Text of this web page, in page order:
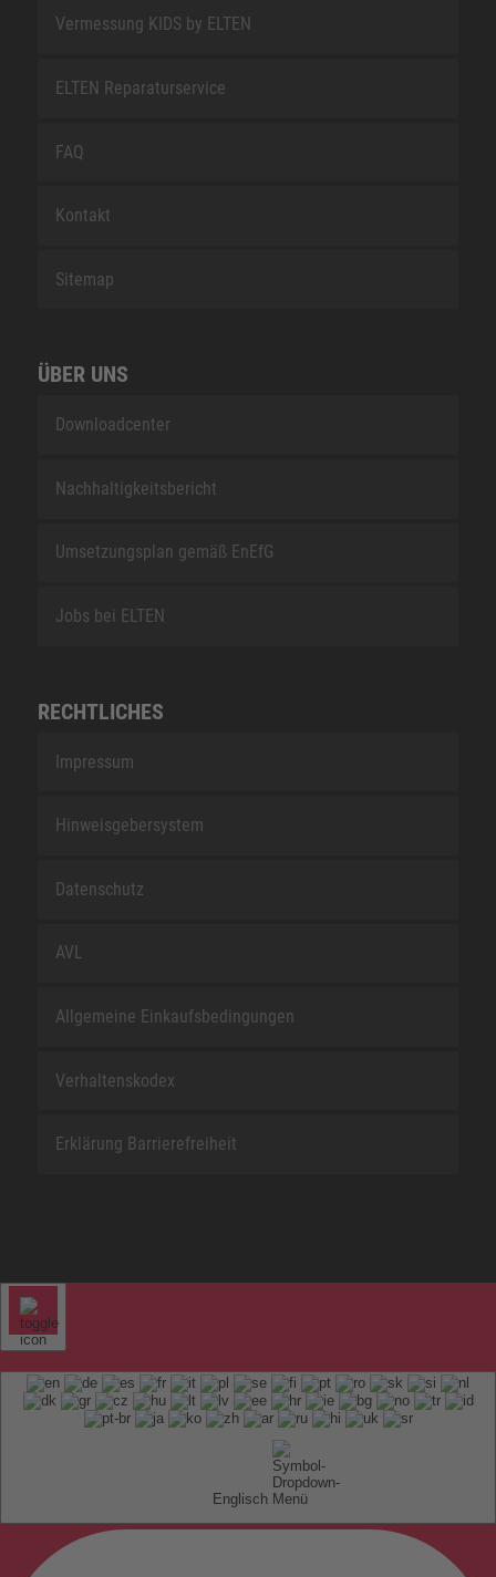
Vermessung KIDS by ELTEN
ELTEN Reparaturservice
FAQ
Kontakt
Sitemap
ÜBER UNS
Downloadcenter
Nachhaltigkeitsbericht
Umsetzungsplan gemäß EnEfG
Jobs bei ELTEN
RECHTLICHES
Impressum
Hinweisgebersystem
Datenschutz
AVL
Allgemeine Einkaufsbedingungen
Verhaltenskodex
Erklärung Barrierefreiheit
Englisch